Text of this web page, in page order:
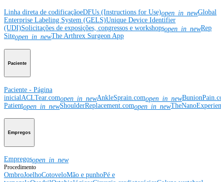
Linha direta de codificaçãoeDFUs (Instructions for Use)open_in_newGlobal
Enterprise Labeling System (GELS)Unique Device Identifier
(UDI)Solicitações de exposições, congressos e workshopsopen_in_newRep
Siteopen_in_newThe Arthrex Surgeon App
Paciente
Paciente - Página
inicial ACLTear.comopen_in_newAnkleSprain.comopen_in_new
Patientopen_in_newShoulderReplacement.comopen_in_new
Empregos
Empregosopen_in_new
Procedimento
OmbroJoelhoCotoveloMão e punhoPé e